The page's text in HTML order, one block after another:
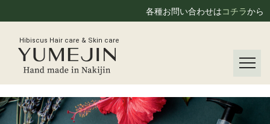
各種お問い合わせはコチラから
Hibiscus Hair care & Skin care